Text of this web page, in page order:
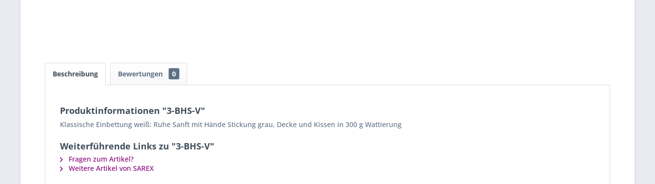
Beschreibung Bewertungen 0
Produktinformationen "3-BHS-V"
Klassische Einbettung weiß: Ruhe Sanft mit Hände Stickung grau, Decke und Kissen in 300 g Wattierung
Weiterführende Links zu "3-BHS-V"
Fragen zum Artikel?
Weitere Artikel von SAREX